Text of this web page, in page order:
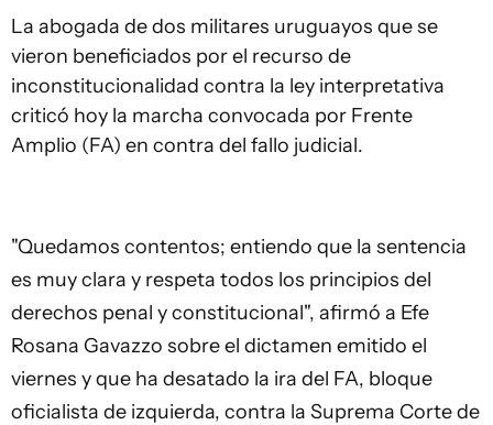
La abogada de dos militares uruguayos que se
vieron beneficiados por el recurso de
inconstitucionalidad contra la ley interpretativa
criticó hoy la marcha convocada por Frente
Amplio (FA) en contra del fallo judicial.
"Quedamos contentos; entiendo que la sentencia
es muy clara y respeta todos los principios del
derechos penal y constitucional", afirmó a Efe
Rosana Gavazzo sobre el dictamen emitido el
viernes y que ha desatado la ira del FA, bloque
oficialista de izquierda, contra la Suprema Corte de